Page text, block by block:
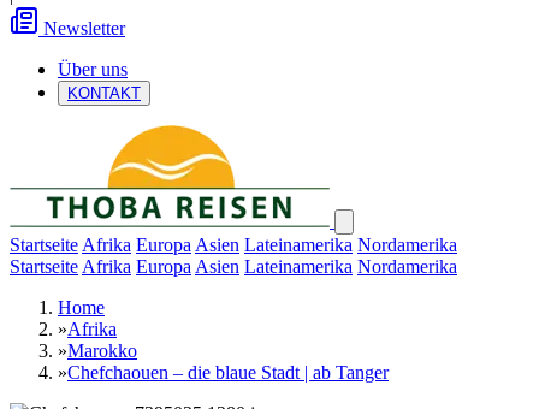
Newsletter
Über uns
KONTAKT
Startseite Afrika Europa Asien Lateinamerika Nordamerika
Startseite Afrika Europa Asien Lateinamerika Nordamerika
Home
»Afrika
»Marokko
»Chefchaouen – die blaue Stadt | ab Tanger